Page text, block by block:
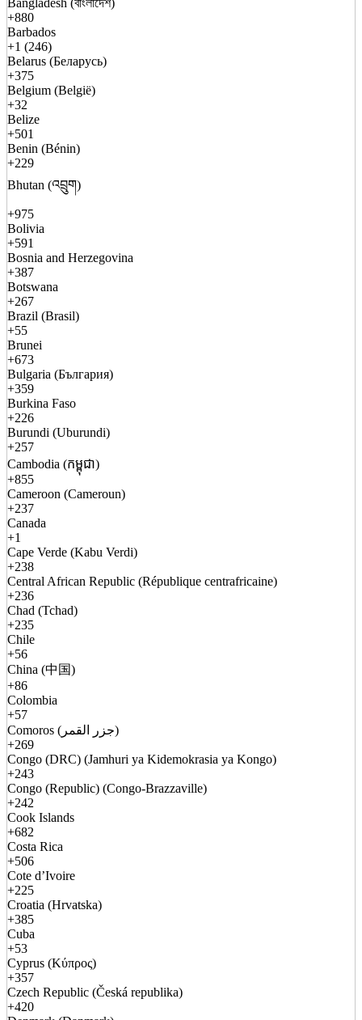
Bangladesh (বাংলাদেশ)
+880
Barbados
+1 (246)
Belarus (Беларусь)
+375
Belgium (België)
+32
Belize
+501
Benin (Bénin)
+229
Bhutan (འབྲུག)
+975
Bolivia
+591
Bosnia and Herzegovina
+387
Botswana
+267
Brazil (Brasil)
+55
Brunei
+673
Bulgaria (България)
+359
Burkina Faso
+226
Burundi (Uburundi)
+257
Cambodia (កម្ពុជា)
+855
Cameroon (Cameroun)
+237
Canada
+1
Cape Verde (Kabu Verdi)
+238
Central African Republic (République centrafricaine)
+236
Chad (Tchad)
+235
Chile
+56
China (中国)
+86
Colombia
+57
Comoros (جزر القمر)
+269
Congo (DRC) (Jamhuri ya Kidemokrasia ya Kongo)
+243
Congo (Republic) (Congo-Brazzaville)
+242
Cook Islands
+682
Costa Rica
+506
Cote d’Ivoire
+225
Croatia (Hrvatska)
+385
Cuba
+53
Cyprus (Κύπρος)
+357
Czech Republic (Česká republika)
+420